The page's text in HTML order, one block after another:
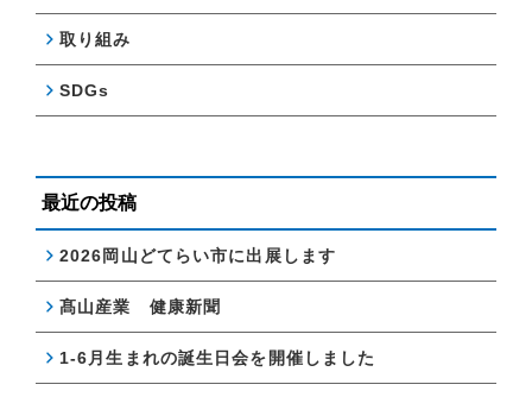
取り組み
SDGs
最近の投稿
2026岡山どてらい市に出展します
髙山産業 健康新聞
1-6月生まれの誕生日会を開催しました